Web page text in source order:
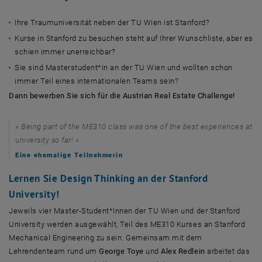
Ihre Traumuniversität neben der TU Wien istStanford?
Kurse in Stanford zu besuchen steht auf Ihrer Wunschliste, aber es
schien immer unerreichbar?
Sie sind Masterstudent*In an der TU Wien und wollten schon
immer Teil eines internationalen Teams sein?
Dann bewerben Sie sich für die Austrian Real Estate Challenge!
Being part of the ME310 class was one of the best experiences at
university so far!
Eine ehemalige Teilnehmerin
Lernen Sie Design Thinking an der Stanford
University!
Jeweils vier Master-Student*Innen der TU Wien und der Stanford
University werden ausgewählt, Teil des ME310 Kurses an Stanford
Mechanical Engineering zu sein. Gemeinsam mit dem
Lehrendenteam rund um George Toye undAlex Redlein arbeitet das